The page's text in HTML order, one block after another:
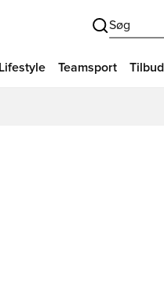
Søg
Lifestyle Teamsport Tilbud